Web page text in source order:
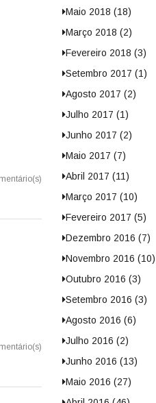
Maio 2018 (18)
Março 2018 (2)
Fevereiro 2018 (3)
Setembro 2017 (1)
Agosto 2017 (2)
Julho 2017 (1)
Junho 2017 (2)
Maio 2017 (7)
Abril 2017 (11)
Março 2017 (10)
Fevereiro 2017 (5)
Dezembro 2016 (7)
Novembro 2016 (10)
Outubro 2016 (3)
Setembro 2016 (3)
Agosto 2016 (6)
Julho 2016 (2)
Junho 2016 (13)
Maio 2016 (27)